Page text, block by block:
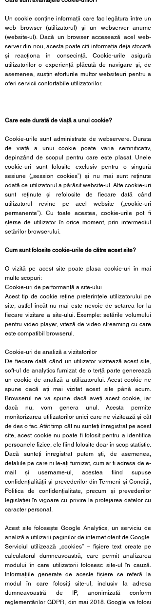
Un cookie conține informații care fac legătura între un
web browser (utilizatorul) și un webserver anume
(website-ul). Dacă un browser accesează acel web-
server din nou, acesta poate citi informația deja stocată
și reacționa în consecință. Cookie-urile asigură
utilizatorilor o experiență plăcută de navigare și, de
asemenea, susțin eforturile multor websiteuri pentru a
oferi servicii confortabile utilizatorilor.
Care este durată de viață a unui cookie?
Cookie-urile sunt administrate de webservere. Durata
de viață a unui cookie poate varia semnificativ,
depinzând de scopul pentru care este plasat. Unele
cookie-uri sunt folosite exclusiv pentru o singură
sesiune („session cookies”) și nu mai sunt reținute
odată ce utilizatorul a părăsit website-ul. Alte cookie-uri
sunt reținute și refolosite de fiecare dată când
utilizatorul revine pe acel website („cookie-uri
permanente”). Cu toate acestea, cookie-urile pot fi
șterse de utilizator în orice moment, prin intermediul
setărilor browserului.
Cum sunt folosite cookie-urile de către acest site?
O vizită pe acest site poate plasa cookie-uri în mai
multe scopuri:
Cookie-uri de performanță a site-ului
Acest tip de cookie reține preferințele utilizatorului pe
site, astfel încât nu mai este nevoie de setarea lor la
fiecare vizitare a site-ului. Exemple: setările volumului
pentru video player, viteză de video streaming cu care
este compatibil browserul.
Cookie-uri de analiză a vizitatorilor
De fiecare dată când un utilizator vizitează acest site,
soft-ul de analytics furnizat de o terță parte generează
un cookie de analiză a utilizatorului. Acest cookie ne
spune dacă ați mai vizitat acest site până acum.
Browserul ne va spune dacă aveți acest cookie, iar
dacă nu, vom genera unul. Acesta permite
monitorizarea utilizatorilor unici care ne vizitează și cât
de des o fac. Atât timp cât nu sunteți înregistrat pe acest
site, acest cookie nu poate fi folosit pentru a identifica
persoanele fizice, ele fiind folosite doar în scop statistic.
Dacă sunteți înregistrat putem ști, de asemenea,
detaliile pe care ni le-ați furnizat, cum ar fi adresa de e-
mail și username-ul, acestea fiind supuse
confidențialității și prevederilor din Termeni și Condiții,
Politica de confidențialitate, precum și prevederilor
legislației în vigoare cu privire la protejarea datelor cu
caracter personal.
Acest site folosește Google Analytics, un serviciu de
analiză a utilizarii paginilor de internet oferit de Google.
Serviciul utilizează „cookies” – fișiere text create pe
calculatorul dumneavoastră, care permit analizarea
modului în care utilizatorii folosesc site-ul în cauză.
Informațiile generate de aceste fișiere se referă la
modul în care folosiți site-ul, inclusiv la adresa
dumneavoastră de IP, anonimizată conform
reglementărilor GDPR, din mai 2018. Google va folosi